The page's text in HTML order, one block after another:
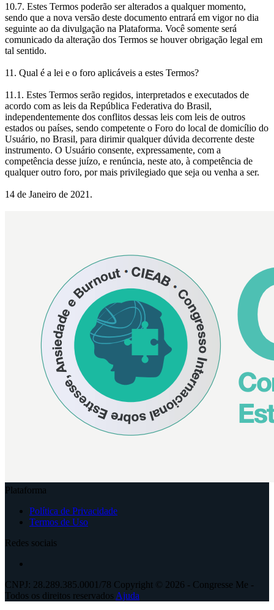
10.7. Estes Termos poderão ser alterados a qualquer momento,
sendo que a nova versão deste documento entrará em vigor no dia
seguinte ao da divulgação na Plataforma. Você somente será
comunicado da alteração dos Termos se houver obrigação legal em
tal sentido.
11. Qual é a lei e o foro aplicáveis a estes Termos?
11.1. Estes Termos serão regidos, interpretados e executados de
acordo com as leis da República Federativa do Brasil,
independentemente dos conflitos dessas leis com leis de outros
estados ou países, sendo competente o Foro do local de domicílio do
Usuário, no Brasil, para dirimir qualquer dúvida decorrente deste
instrumento. O Usuário consente, expressamente, com a
competência desse juízo, e renúncia, neste ato, à competência de
qualquer outro foro, por mais privilegiado que seja ou venha a ser.
14 de Janeiro de 2021.
Plataforma
Política de Privacidade
Termos de Uso
Redes sociais
CNPJ: 28.289.385.0001/78 Copyright © 2026 - Congresse Me -
Todos os direitos reservados Ajuda